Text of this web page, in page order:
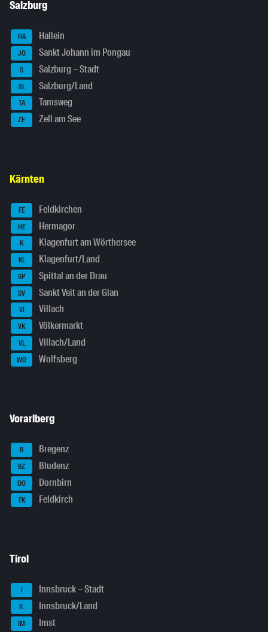
Salzburg
HA Hallein
JO Sankt Johann im Pongau
S Salzburg – Stadt
SL Salzburg/Land
TA Tamsweg
ZE Zell am See
Kärnten
FE Feldkirchen
HE Hermagor
K Klagenfurt am Wörthersee
KL Klagenfurt/Land
SP Spittal an der Drau
SV Sankt Veit an der Glan
VI Villach
VK Völkermarkt
VL Villach/Land
WO Wolfsberg
Vorarlberg
B Bregenz
BZ Bludenz
DO Dornbirn
FK Feldkirch
Tirol
I Innsbruck – Stadt
IL Innsbruck/Land
IM Imst